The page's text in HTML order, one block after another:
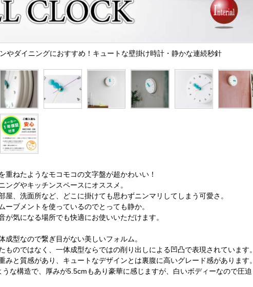
やダイニングにおすすめ！キュートな壁掛け時計・静かな連続秒針
重ねたようなモコモコの文字盤が超かわいい！
ングやキッチンスペースにオススメ。
屋、洗面所など、どこに掛けても思わずニンマリしてしまう可愛さ。
ーブメントを使っているのでとっても静か。
が気になる場所でも快適にお使いいただけます。
成型なので繋ぎ目がない美しいフォルム。
ものではなく、一体成型ならではの削り出しによる凹凸で表現されています。
みと質感があり、キュートなデザインとは裏腹に高いグレード感があります。
な構造で、厚みが5.5cmもあり豪華に感じますが、白いボディーなので圧迫